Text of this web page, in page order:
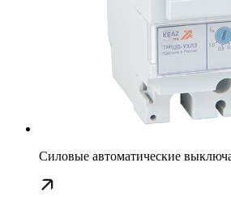
Силовые автоматические